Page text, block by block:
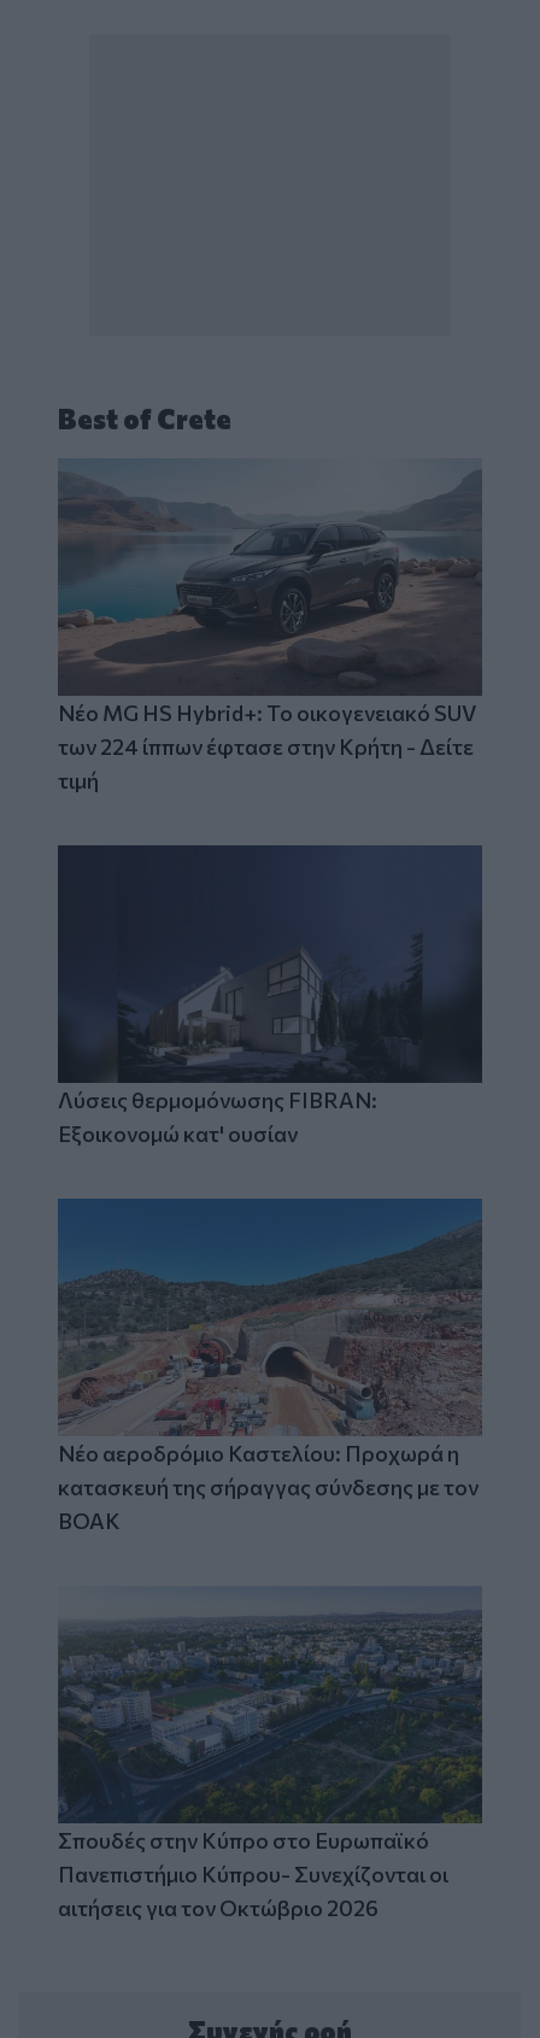
Best of Crete
Νέο MG HS Hybrid+: Το οικογενειακό SUV
των 224 ίππων έφτασε στην Κρήτη - Δείτε
τιμή
Λύσεις θερμομόνωσης FIBRAN:
Εξοικονομώ κατ' ουσίαν
Νέο αεροδρόμιο Καστελίου: Προχωρά η
κατασκευή της σήραγγας σύνδεσης με τον
ΒΟΑΚ
Σπουδές στην Κύπρο στο Ευρωπαϊκό
Πανεπιστήμιο Κύπρου- Συνεχίζονται οι
αιτήσεις για τον Οκτώβριο 2026